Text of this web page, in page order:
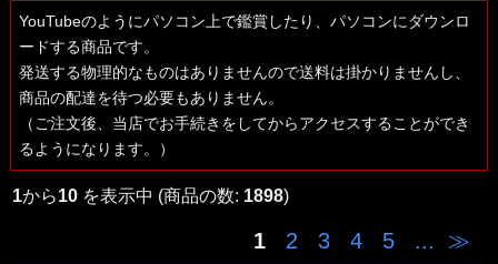
YouTubeのようにパソコン上で鑑賞したり、パソコンにダウンロ
ードする商品です。
発送する物理的なものはありませんので送料は掛かりませんし、
商品の配達を待つ必要もありません。
（ご注文後、当店でお手続きをしてからアクセスすることができ
るようになります。）
1から10 を表示中 (商品の数: 1898)
1 2 3 4 5 ... ≫